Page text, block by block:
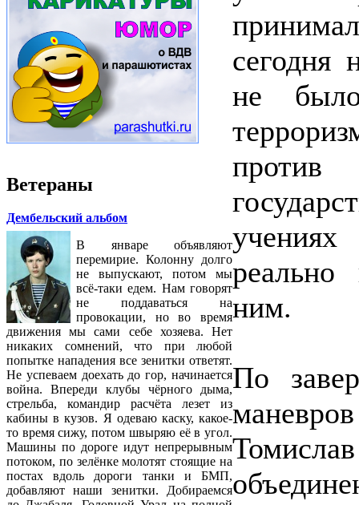
Ветераны
Дембельский альбом
В январе объявляют
перемирие. Колонну долго
не выпускают, потом мы
всё-таки едем. Нам говорят
не поддаваться на
провокации, но во время
движения мы сами себе хозяева. Нет
никаких сомнений, что при любой
попытке нападения все зенитки ответят.
Не успеваем доехать до гор, начинается
война. Впереди клубы чёрного дыма,
стрельба, командир расчёта лезет из
кабины в кузов. Я одеваю каску, какое-
то время сижу, потом швыряю её в угол.
Машины по дороге идут непрерывным
потоком, по зелёнке молотят стоящие на
постах вдоль дороги танки и БМП,
добавляют наши зенитки. Добираемся
сегодня
не
учениях
реально
ним.
По